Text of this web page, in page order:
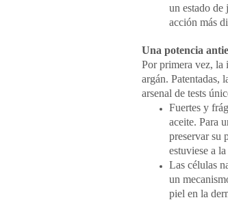
un estado de
acción más
Una potencia
Por primera vez, la
argán. Patentadas,
arsenal de tests
Fuertes y
aceite. Para
preservar su
estuviese a
Las células
un
piel en la